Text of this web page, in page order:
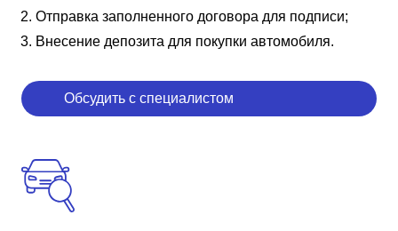
Отправка заполненного договора для подписи;
Внесение депозита для покупки автомобиля.
Обсудить с специалистом